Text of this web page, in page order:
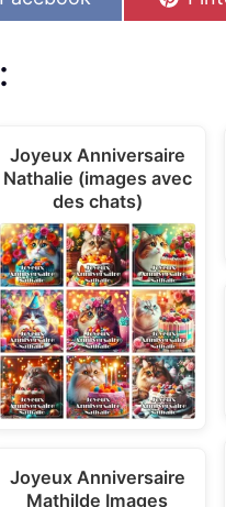
e
h
Joyeux Anniversaire
Nathalie (images avec
des chats)
Joyeux Anniversaire
Mathilde Images